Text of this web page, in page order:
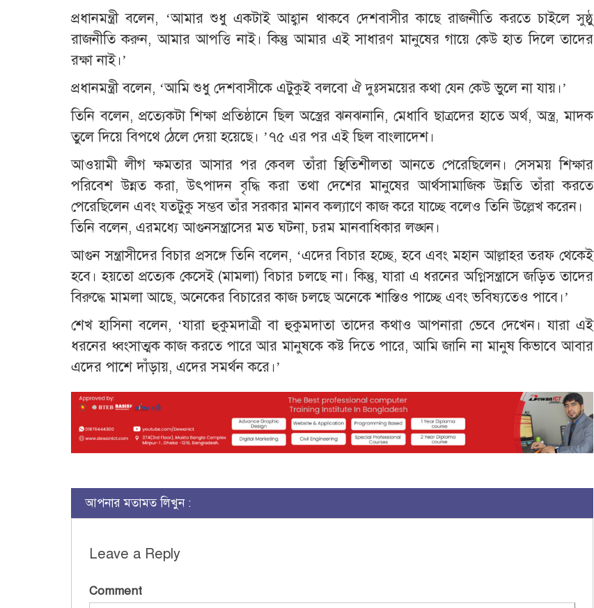
প্রধানমন্ত্রী বলেন, ‘আমার শুধু একটাই আহ্বান থাকবে দেশবাসীর কাছে রাজনীতি করতে চাইলে সুষ্ঠু
রাজনীতি করুন, আমার আপত্তি নাই। কিন্তু আমার এই সাধারণ মানুষের গায়ে কেউ হাত দিলে তাদের
রক্ষা নাই।’
প্রধানমন্ত্রী বলেন, ‘আমি শুধু দেশবাসীকে এটুকুই বলবো ঐ দুঃসময়ের কথা যেন কেউ ভুলে না যায়।’
তিনি বলেন, প্রত্যেকটা শিক্ষা প্রতিষ্ঠানে ছিল অস্ত্রের ঝনঝনানি, মেধাবি ছাত্রদের হাতে অর্থ, অস্ত্র, মাদক
তুলে দিয়ে বিপথে ঠেলে দেয়া হয়েছে। ’৭৫ এর পর এই ছিল বাংলাদেশ।
আওয়ামী লীগ ক্ষমতার আসার পর কেবল তাঁরা স্থিতিশীলতা আনতে পেরেছিলেন। সেসময় শিক্ষার
পরিবেশ উন্নত করা, উৎপাদন বৃদ্ধি করা তথা দেশের মানুষের আর্থসামাজিক উন্নতি তাঁরা করতে
পেরেছিলেন এবং যতটুকু সম্ভব তাঁর সরকার মানব কল্যাণে কাজ করে যাচ্ছে বলেও তিনি উল্লেখ করেন।
তিনি বলেন, এরমধ্যে আগুনসন্ত্রাসের মত ঘটনা, চরম মানবাধিকার লঙ্ঘন।
আগুন সন্ত্রাসীদের বিচার প্রসঙ্গে তিনি বলেন, ‘এদের বিচার হচ্ছে, হবে এবং মহান আল্লাহর তরফ থেকেই
হবে। হয়তো প্রত্যেক কেসেই (মামলা) বিচার চলছে না। কিন্তু, যারা এ ধরনের অগ্নিসন্ত্রাসে জড়িত তাদের
বিরুদ্ধে মামলা আছে, অনেকের বিচারের কাজ চলছে অনেকে শাস্তিও পাচ্ছে এবং ভবিষ্যতেও পাবে।’
শেখ হাসিনা বলেন, ‘যারা হুকুমদাত্রী বা হুকুমদাতা তাদের কথাও আপনারা ভেবে দেখেন। যারা এই
ধরনের ধ্বংসাত্মক কাজ করতে পারে আর মানুষকে কষ্ট দিতে পারে, আমি জানি না মানুষ কিভাবে আবার
এদের পাশে দাঁড়ায়, এদের সমর্থন করে।’
আপনার মতামত লিখুন :
Leave a Reply
Comment